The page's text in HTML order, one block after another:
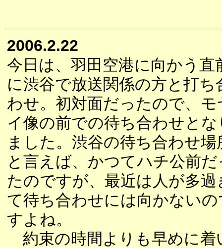
2006.2.22
今日は、羽田空港に向かう直
に渋谷で放送関係の方と打ち
わせ。初対面だったので、モ
イ像の前での待ち合わせとな
ました。渋谷の待ち合わせ場
と言えば、かつてハチ公前だ
たのですが、最近は人が多過
て待ち合わせには向かないの
すよね。
約束の時間よりも早めに着